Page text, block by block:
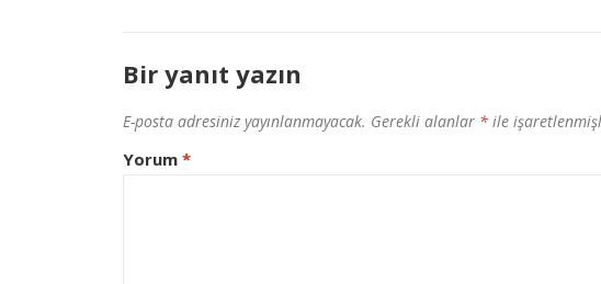
Bir yanıt yazın
E-posta adresiniz yayınlanmayacak. Gerekli alanlar * ile
Yorum *